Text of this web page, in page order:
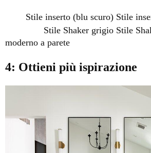
Stile inserto (blu scuro) Stile
Stile Shaker grigio Stile
moderno a parete
4: Ottieni più ispirazione